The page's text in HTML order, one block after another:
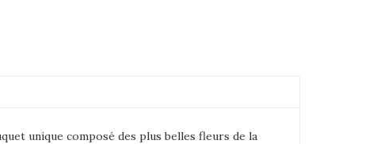
unique composé des plus belles fleurs de la